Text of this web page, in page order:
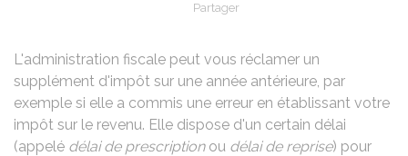
Partager
L'administration fiscale peut vous réclamer un
supplément d'impôt sur une année antérieure, par
exemple si elle a commis une erreur en établissant votre
impôt sur le revenu. Elle dispose d'un certain délai
(appelé délai de prescriptionou délai de reprise) pour